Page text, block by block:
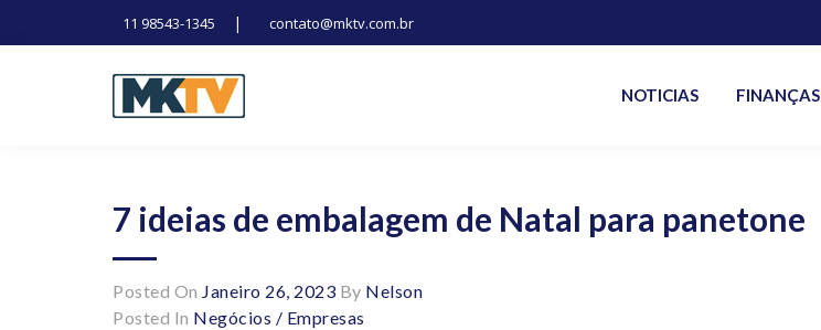
11 98543-1345 | contato@mktv.com.br
NOTICIAS FINANÇAS
7 ideias de embalagem de Natal para panetone
Posted On Janeiro 26, 2023 By Nelson
Posted In Negócios / Empresas